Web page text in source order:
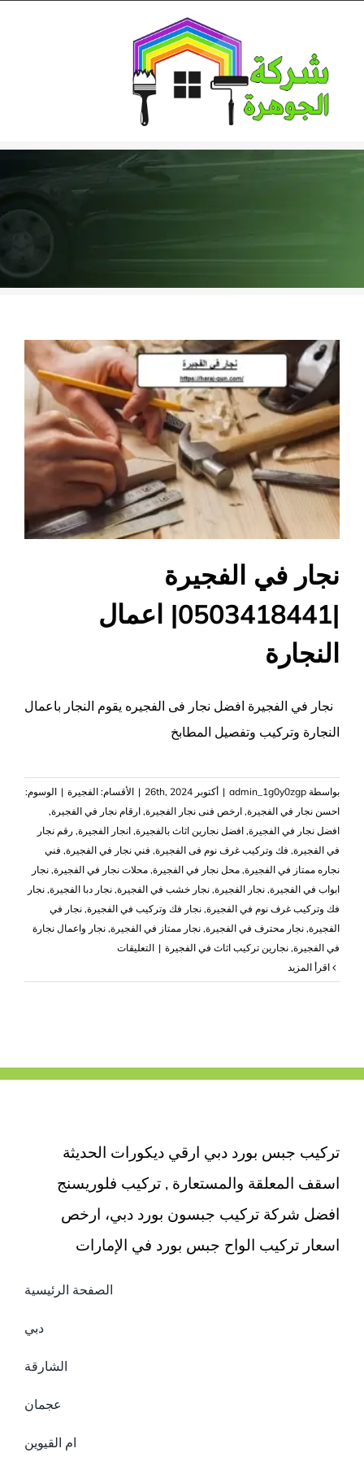
content
نجار في الفجيرة
|0503418441| اعمال
النجارة
نجار في الفجيرة افضل نجار فى الفجيره يقوم النجار باعمال
النجارة وتركيب وتفصيل المطابخ
بواسطة admin_1g0y0zgp
| أكتوبر 26th, 2024 | الأقسام: الفجيرة | الوسوم:
احسن نجار في الفجيرة, ارخص فنى نجار الفجيرة, ارقام نجار في الفجيرة,
افضل نجار في الفجيرة, افضل نجارين اثاث بالفجيرة, انجار الفجيرة, رقم نجار
في الفجيرة, فك وتركيب غرف نوم فى الفجيرة, فني نجار في الفجيرة, فني
نجاره ممتاز في الفجيرة, محل نجار في الفجيرة, محلات نجار في الفجيرة, نجار
ابواب في الفجيرة, نجار الفجيرة, نجار خشب في الفجيرة, نجار دبا الفجيرة, نجار
فك وتركيب غرف نوم في الفجيرة, نجار فك وتركيب في الفجيرة, نجار في
الفجيرة, نجار محترف في الفجيرة, نجار ممتاز في الفجيرة, نجار واعمال نجارة
في الفجيرة, نجارين تركيب اثاث في الفجيرة | التعليقاتعلى
في
مغلقة
تركيب جبس بورد دبي ارقي ديكورات الحديثة
اسقف المعلقة والمستعارة , تركيب فلوريسنج
افضل شركة تركيب جبسون بورد دبي، ارخص
اسعار تركيب الواح جبس بورد في الإمارات
الصفحة الرئيسية
دبي
الشارقة
عجمان
ام القيوين